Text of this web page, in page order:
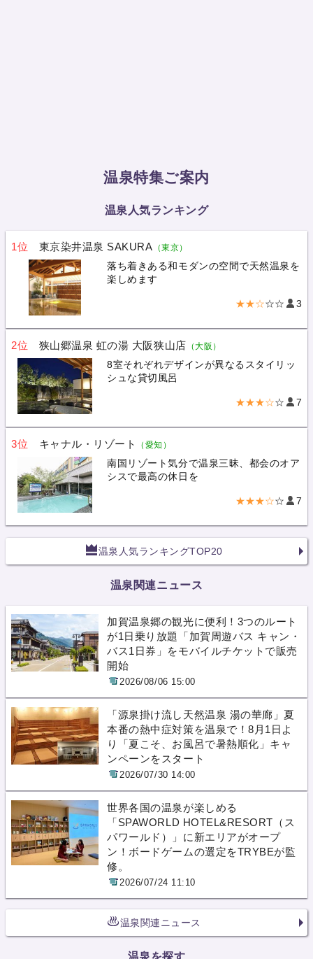
温泉特集ご案内
温泉人気ランキング
1位 東京染井温泉 SAKURA （東京）
落ち着きある和モダンの空間で天然温泉を
楽しめます
★★☆☆☆ 3
2位 狭山郷温泉 虹の湯 大阪狭山店 （大阪）
8室それぞれデザインが異なるスタイリッ
シュな貸切風呂
★★★☆☆ 7
3位 キャナル・リゾート （愛知）
南国リゾート気分で温泉三昧、都会のオア
シスで最高の休日を
★★★☆☆ 7
温泉人気ランキングTOP20
温泉関連ニュース
加賀温泉郷の観光に便利！3つのルート
が1日乗り放題「加賀周遊バス キャン・
バス1日券」をモバイルチケットで販売
開始
2026/08/06 15:00
「源泉掛け流し天然温泉 湯の華廊」夏
本番の熱中症対策を温泉で！8月1日よ
り「夏こそ、お風呂で暑熱順化」キャ
ンペーンをスタート
2026/07/30 14:00
世界各国の温泉が楽しめる
「SPAWORLD HOTEL&RESORT（ス
パワールド）」に新エリアがオープ
ン！ボードゲームの選定をTRYBEが監
修。
2026/07/24 11:10
温泉関連ニュース
温泉を探す